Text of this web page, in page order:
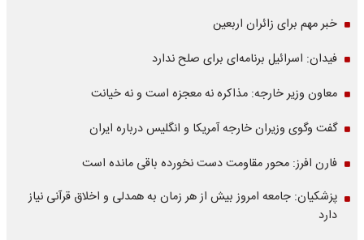
خبر مهم برای زائران اربعین
فیدان: اسرائیل برنامه‌ای برای صلح ندارد
معاون وزیر خارجه: مذاکره نه معجزه است و نه خیانت
گفت وگوی وزیران خارجه آمریکا و انگلیس درباره ایران
فارن افرز: محور مقاومت دست نخورده باقی مانده است
پزشکیان: جامعه امروز بیش از هر زمان به همدلی و اخلاق قرآنی نیاز
دارد